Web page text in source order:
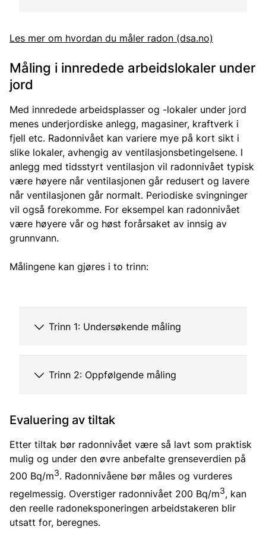
Les mer om hvordan du måler radon (dsa.no)
Måling i innredede arbeidslokaler under
jord
Med innredede arbeidsplasser og -lokaler under jord
menes underjordiske anlegg, magasiner, kraftverk i
fjell etc. Radonnivået kan variere mye på kort sikt i
slike lokaler, avhengig av ventilasjonsbetingelsene. I
anlegg med tidsstyrt ventilasjon vil radonnivået typisk
være høyere når ventilasjonen går redusert og lavere
når ventilasjonen går normalt. Periodiske svingninger
vil også forekomme. For eksempel kan radonnivået
være høyere vår og høst forårsaket av innsig av
grunnvann.
Målingene kan gjøres i to trinn:
Trinn 1: Undersøkende måling
Trinn 2: Oppfølgende måling
Evaluering av tiltak
Etter tiltak bør radonnivået være så lavt som praktisk
mulig og under den øvre anbefalte grenseverdien på
200 Bq/m3. Radonnivåene bør måles og vurderes
regelmessig. Overstiger radonnivået 200 Bq/m3, kan
den reelle radoneksponeringen arbeidstakeren blir
utsatt for, beregnes.